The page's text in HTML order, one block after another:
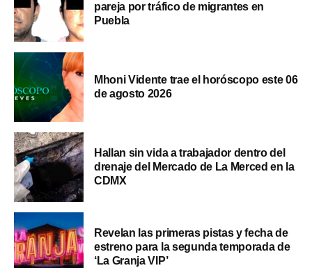
pareja por tráfico de migrantes en
Puebla
Mhoni Vidente trae el horóscopo este 06
de agosto 2026
Hallan sin vida a trabajador dentro del
drenaje del Mercado de La Merced en la
CDMX
Revelan las primeras pistas y fecha de
estreno para la segunda temporada de
‘La Granja VIP’